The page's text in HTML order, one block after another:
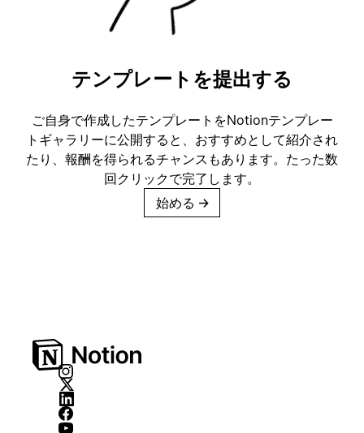
テンプレートを提出する
ご自身で作成したテンプレートをNotionテンプレー
トギャラリーに公開すると、おすすめとして紹介され
たり、報酬を得られるチャンスもあります。たった数
回クリックで完了します。
始める →